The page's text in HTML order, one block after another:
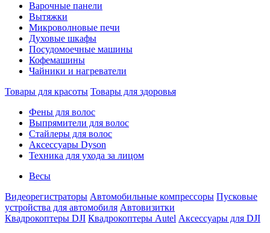
Варочные панели
Вытяжки
Микроволновые печи
Духовые шкафы
Посудомоечные машины
Кофемашины
Чайники и нагреватели
Товары для красоты Товары для здоровья
Фены для волос
Выпрямители для волос
Стайлеры для волос
Аксессуары Dyson
Техника для ухода за лицом
Весы
Видеорегистраторы Автомобильные компрессоры Пусковые
устройства для автомобиля Автовизитки
Квадрокоптеры DJI Квадрокоптеры Autel Аксессуары для DJI